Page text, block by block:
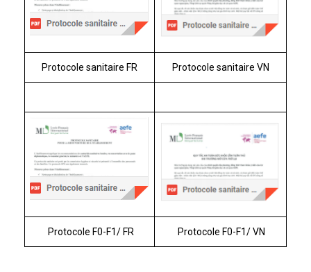
Protocole sanitaire FR Protocole sanitaire VN
Protocole F0-F1/ FR Protocole F0-F1/ VN